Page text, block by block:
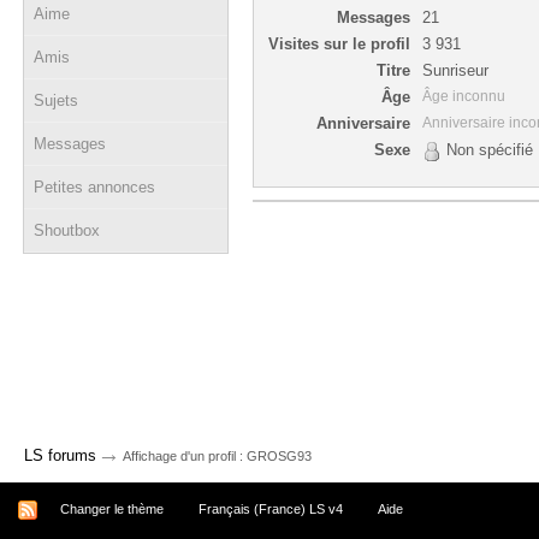
Aime
Amis
Sujets
Messages
Petites annonces
Shoutbox
Messages
21
Visites sur le profil
3 931
Titre
Sunriseur
Âge
Âge inconnu
Anniversaire Anniversaire
Sexe Non spécifié
LS forums → Affichage d'un profil : GROSG93
Changer le thème Français (France) LS v4 Aide